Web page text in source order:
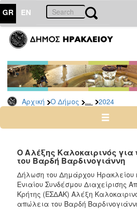
GR EN
Αρχική Ο Δήμος ... 2024
ΔΗΜΟΣ
Δελτία
Τύπου
Αρχείο
2026
2024
2022
2021
2020
2019
Ο Αλέξης Καλοκαιρινός για
του Βαρδή Βαρδινογιάννη
Δήλωση του Δημάρχου Ηρακλείου
Ενιαίου Συνδέσμου Διαχείρισης
Κρήτης (ΕΣΔΑΚ) Αλέξη
απώλεια του Βαρδή